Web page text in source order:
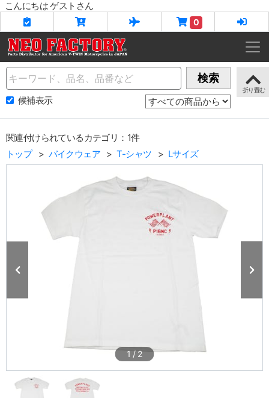
こんにちは ゲストさん
0
Name 検索
候補表示
関連付けられているカテゴリ：1件
トップ
バイクウェア T-シャツ Lサイズ
1 / 2